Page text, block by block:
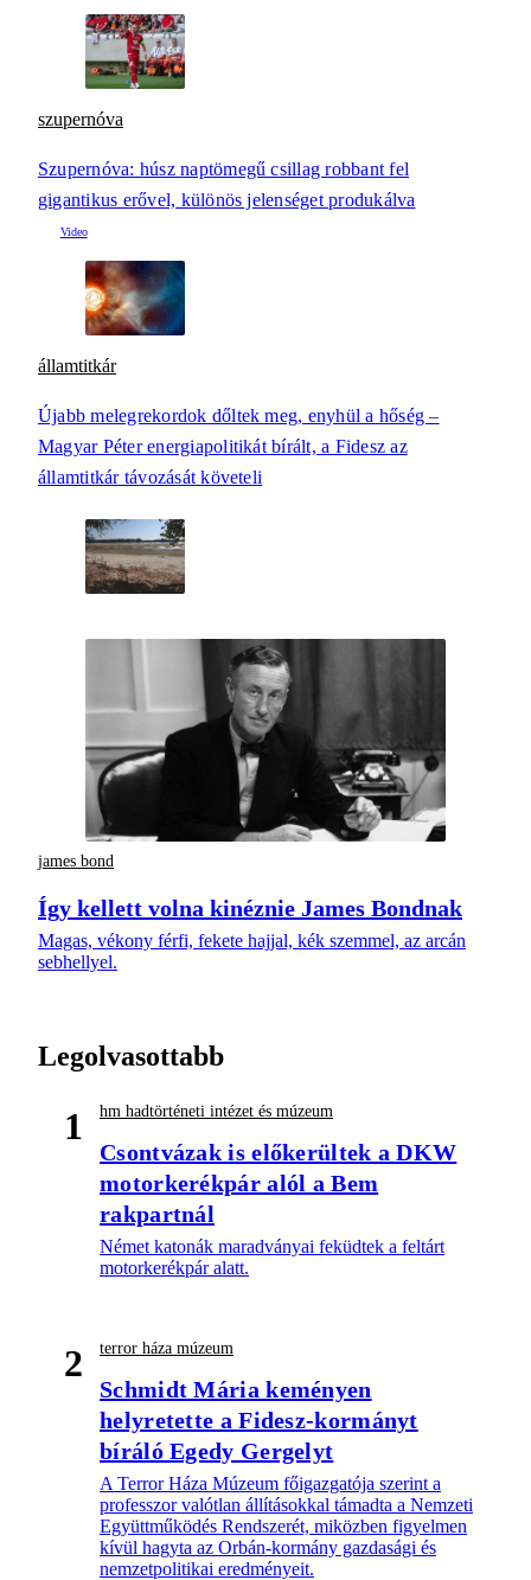
szupernóva
Szupernóva: húsz naptömegű csillag robbant fel
gigantikus erővel, különös jelenséget produkálva
államtitkár
Újabb melegrekordok dőltek meg, enyhül a hőség –
Magyar Péter energiapolitikát bírált, a Fidesz az
államtitkár távozását követeli
james bond
Így kellett volna kinéznie James Bondnak
Magas, vékony férfi, fekete hajjal, kék szemmel, az arcán
sebhellyel.
Legolvasottabb
1 hm hadtörténeti intézet és múzeum
Csontvázak is előkerültek a DKW
motorkerékpár alól a Bem
rakpartnál
Német katonák maradványai feküdtek a feltárt
motorkerékpár alatt.
2 terror háza múzeum
Schmidt Mária keményen
helyretette a Fidesz-kormányt
bíráló Egedy Gergelyt
A Terror Háza Múzeum főigazgatója szerint a
professzor valótlan állításokkal támadta a Nemzeti
Együttműködés Rendszerét, miközben figyelmen
kívül hagyta az Orbán-kormány gazdasági és
nemzetpolitikai eredményeit.